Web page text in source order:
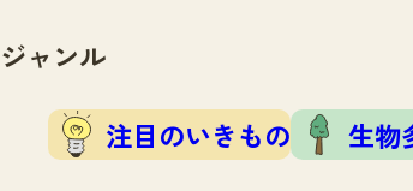
ジャンル
注目のいきもの 生物